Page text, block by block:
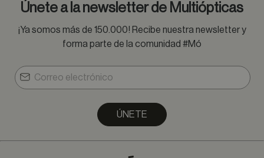
Únete a la newsletter de Multiópticas
¡Ya somos más de 150.000! Recibe nuestra newsletter y
forma parte de la comunidad #Mó
ÚNETE